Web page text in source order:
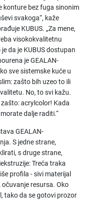
konture bez fuga sinonim
svakoga“, kaže
KUBUS. „Za mene,
visokokvalitetnu
da je KUBUS dostupan
je GEALAN-
sve sistemske kuće u
zašto bih uzeo to ili
No, to svi kažu.
acrylcolor! Kada
dalje raditi.“
GEALAN-
S jedne strane,
s druge strane,
Treća traka
profila - sivi materijal
resursa. Oko
tako da se gotovi prozor